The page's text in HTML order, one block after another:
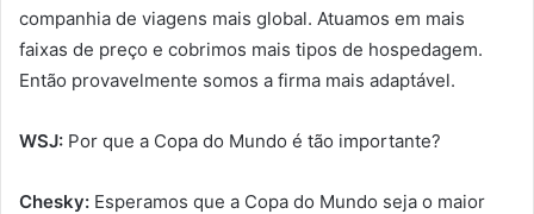
companhia de viagens mais global. Atuamos em mais
faixas de preço e cobrimos mais tipos de hospedagem.
Então provavelmente somos a firma mais adaptável.
WSJ: Por que a Copa do Mundo é tão importante?
Chesky: Esperamos que a Copa do Mundo seja o maior